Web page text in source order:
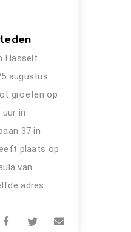
Hasselt
augustus
groeten op
in
37 in
plaats op
van
adres.